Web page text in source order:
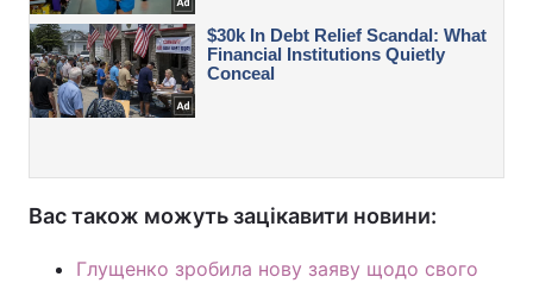
Вас також можуть зацікавити новини:
Глущенко зробила нову заяву щодо свого